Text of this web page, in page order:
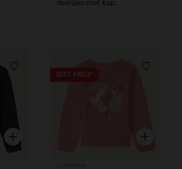
meisjes met kap.
Verlanglijstje.
Snel overzicht
BEST PRICE*
Snel